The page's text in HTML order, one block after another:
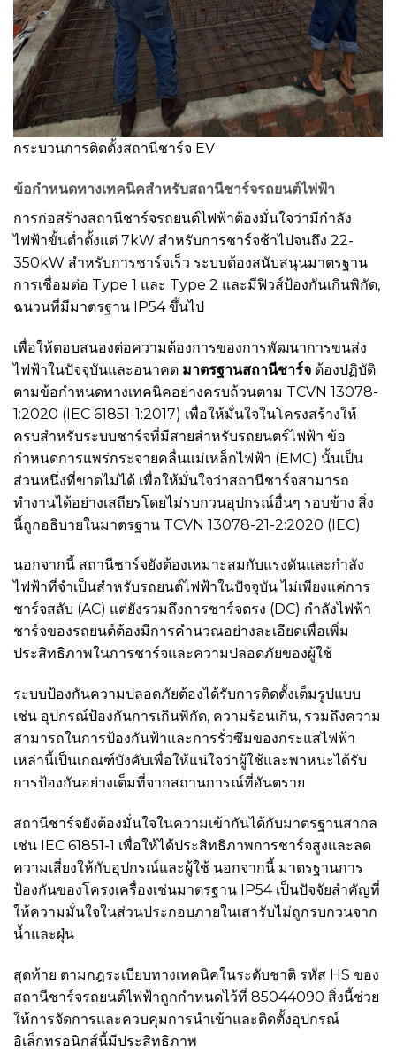
กระบวนการติดตั้งสถานีชาร์จ EV
ข้อกำหนดทางเทคนิคสำหรับสถานีชาร์จรถยนต์ไฟฟ้า
การก่อสร้างสถานีชาร์จรถยนต์ไฟฟ้าต้องมั่นใจว่ามีกำลัง
ไฟฟ้าขั้นต่ำตั้งแต่ 7kW สำหรับการชาร์จช้าไปจนถึง 22-
350kW สำหรับการชาร์จเร็ว ระบบต้องสนับสนุนมาตรฐาน
การเชื่อมต่อ Type 1 และ Type 2 และมีฟิวส์ป้องกันเกินพิกัด,
ฉนวนที่มีมาตรฐาน IP54 ขึ้นไป
เพื่อให้ตอบสนองต่อความต้องการของการพัฒนาการขนส่ง
ไฟฟ้าในปัจจุบันและอนาคต มาตรฐานสถานีชาร์จ ต้องปฏิบัติ
ตามข้อกำหนดทางเทคนิคอย่างครบถ้วนตาม TCVN 13078-
1:2020 (IEC 61851-1:2017) เพื่อให้มั่นใจในโครงสร้างให้
ครบสำหรับระบบชาร์จที่มีสายสำหรับรถยนตร์ไฟฟ้า ข้อ
กำหนดการแพร่กระจายคลื่นแม่เหล็กไฟฟ้า (EMC) นั้นเป็น
ส่วนหนึ่งที่ขาดไม่ได้ เพื่อให้มั่นใจว่าสถานีชาร์จสามารถ
ทำงานได้อย่างเสถียรโดยไม่รบกวนอุปกรณ์อื่นๆ รอบข้าง สิ่ง
นี้ถูกอธิบายในมาตรฐาน TCVN 13078-21-2:2020 (IEC)
นอกจากนี้ สถานีชาร์จยังต้องเหมาะสมกับแรงดันและกำลัง
ไฟฟ้าที่จำเป็นสำหรับรถยนต์ไฟฟ้าในปัจจุบัน ไม่เพียงแค่การ
ชาร์จสลับ (AC) แต่ยังรวมถึงการชาร์จตรง (DC) กำลังไฟฟ้า
ชาร์จของรถยนต์ต้องมีการคำนวณอย่างละเอียดเพื่อเพิ่ม
ประสิทธิภาพในการชาร์จและความปลอดภัยของผู้ใช้
ระบบป้องกันความปลอดภัยต้องได้รับการติดตั้งเต็มรูปแบบ
เช่น อุปกรณ์ป้องกันการเกินพิกัด, ความร้อนเกิน, รวมถึงความ
สามารถในการป้องกันฟ้าและการรั่วซึมของกระแสไฟฟ้า
เหล่านี้เป็นเกณฑ์บังคับเพื่อให้แน่ใจว่าผู้ใช้และพาหนะได้รับ
การป้องกันอย่างเต็มที่จากสถานการณ์ที่อันตราย
สถานีชาร์จยังต้องมั่นใจในความเข้ากันได้กับมาตรฐานสากล
เช่น IEC 61851-1 เพื่อให้ได้ประสิทธิภาพการชาร์จสูงและลด
ความเสี่ยงให้กับอุปกรณ์และผู้ใช้ นอกจากนี้ มาตรฐานการ
ป้องกันของโครงเครื่องเช่นมาตรฐาน IP54 เป็นปัจจัยสำคัญที่
ให้ความมั่นใจในส่วนประกอบภายในเสารับไม่ถูกรบกวนจาก
น้ำและฝุ่น
สุดท้าย ตามกฎระเบียบทางเทคนิคในระดับชาติ รหัส HS ของ
สถานีชาร์จรถยนต์ไฟฟ้าถูกกำหนดไว้ที่ 85044090 สิ่งนี้ช่วย
ให้การจัดการและควบคุมการนำเข้าและติดตั้งอุปกรณ์
อิเล็กทรอนิกส์นี้มีประสิทธิภาพ